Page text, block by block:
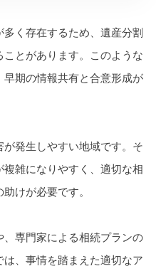
く存在するため、遺産分割
とがあります。このような
早期の情報共有と合意形成が
発生しやすい地域です。そ
雑になりやすく、適切な相
けが必要です。
専門家による相続プランの
、事情を踏まえた適切なア